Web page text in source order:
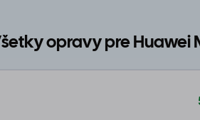
opravy pre Huawei